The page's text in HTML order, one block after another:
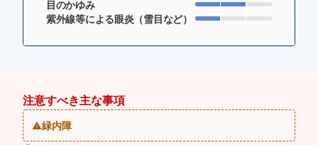
目のかゆみ
紫外線等による眼炎（雪目など）
注意すべき主な事項
緑内障